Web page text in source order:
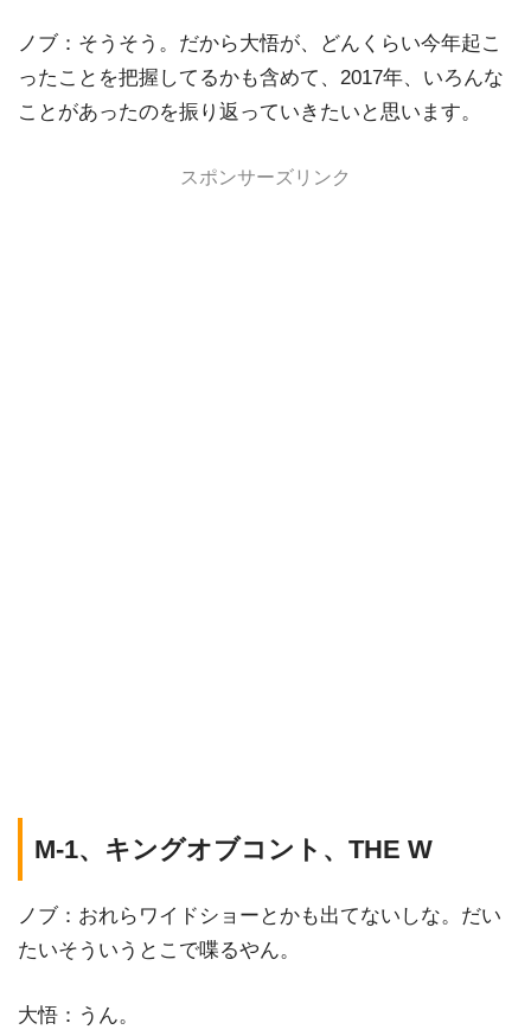
ノブ：そうそう。だから大悟が、どんくらい今年起こ
ったことを把握してるかも含めて、2017年、いろんな
ことがあったのを振り返っていきたいと思います。
スポンサーズリンク
M-1、キングオブコント、THE W
ノブ：おれらワイドショーとかも出てないしな。だい
たいそういうとこで喋るやん。
大悟：うん。